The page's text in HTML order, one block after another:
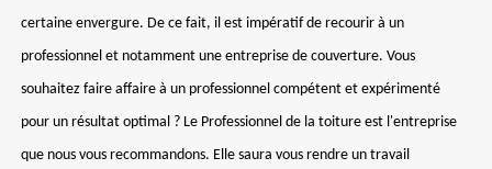
certaine envergure. De ce fait, il est impératif de recourir à un
professionnel et notamment une entreprise de couverture. Vous
souhaitez faire affaire à un professionnel compétent et expérimenté
pour un résultat optimal ? Le Professionnel de la toiture est l'entreprise
que nous vous recommandons. Elle saura vous rendre un travail